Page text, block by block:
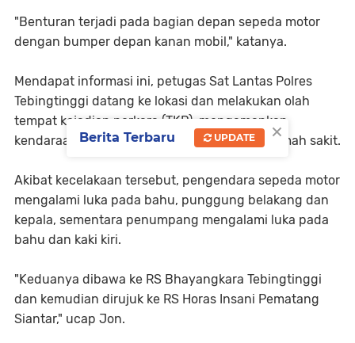
"Benturan terjadi pada bagian depan sepeda motor
dengan bumper depan kanan mobil," katanya.
Mendapat informasi ini, petugas Sat Lantas Polres
Tebingtinggi datang ke lokasi dan melakukan olah
tempat kejadian perkara (TKP), mengamankan
kendaraan, serta mengevakuasi korban ke rumah sakit.
Akibat kecelakaan tersebut, pengendara sepeda motor
mengalami luka pada bahu, punggung belakang dan
kepala, sementara penumpang mengalami luka pada
bahu dan kaki kiri.
"Keduanya dibawa ke RS Bhayangkara Tebingtinggi
dan kemudian dirujuk ke RS Horas Insani Pematang
Siantar," ucap Jon.
×
Berita Terbaru UPDATE